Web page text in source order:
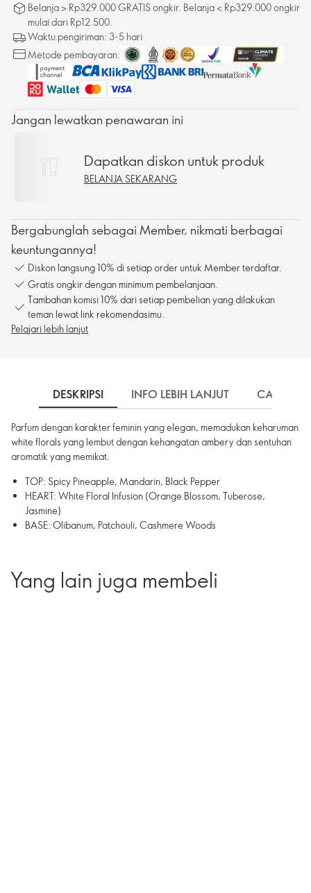
Belanja > Rp329.000 GRATIS ongkir. Belanja < Rp329.000 ongkir
mulai dari Rp12.500.
Waktu pengiriman: 3-5 hari
Metode pembayaran:
Jangan lewatkan penawaran ini
Dapatkan diskon untuk produk
BELANJA SEKARANG
Bergabunglah sebagai Member, nikmati berbagai
keuntungannya!
Diskon langsung 10% di setiap order untuk Member terdaftar.
Gratis ongkir dengan minimum pembelanjaan.
Tambahan komisi 10% dari setiap pembelian yang dilakukan
teman lewat link rekomendasimu.
Pelajari lebih lanjut
DESKRIPSI INFO LEBIH LANJUT CARA
Parfum dengan karakter feminin yang elegan, memadukan keharuman
white florals yang lembut dengan kehangatan ambery dan sentuhan
aromatik yang memikat.
TOP: Spicy Pineapple, Mandarin, Black Pepper
HEART: White Floral Infusion (Orange Blossom, Tuberose,
Jasmine)
BASE: Olibanum, Patchouli, Cashmere Woods
Yang lain juga membeli